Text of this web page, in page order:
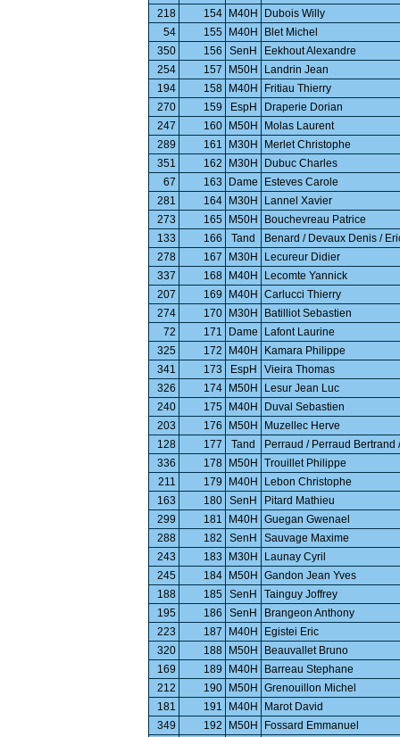
218
154 M40H
Dubois Willy
54
155 M40H
Blet Michel
350
156 SenH
Eekhout Alexandre
254
157 M50H
Landrin Jean
194
158 M40H
Fritiau Thierry
270
159 EspH
Draperie Dorian
247
160 M50H
Molas Laurent
289
161 M30H
Merlet Christophe
351
162 M30H
Dubuc Charles
67
163 Dame
Esteves Carole
281
164 M30H
Lannel Xavier
273
165 M50H
Bouchevreau Patrice
133
166 Tand
Benard / Devaux Denis /
278
167 M30H
Lecureur Didier
337
168 M40H
Lecomte Yannick
207
169 M40H
Carlucci Thierry
274
170 M30H
Batilliot Sebastien
72
171 Dame
Lafont Laurine
325
172 M40H
Kamara Philippe
341
173 EspH
Vieira Thomas
326
174 M50H
Lesur Jean Luc
240
175 M40H
Duval Sebastien
203
176 M50H
Muzellec Herve
128
177 Tand
Perraud / Perraud Bertrand
336
178 M50H
Trouillet Philippe
211
179 M40H
Lebon Christophe
163
180 SenH
Pitard Mathieu
299
181 M40H
Guegan Gwenael
288
182 SenH
Sauvage Maxime
243
183 M30H
Launay Cyril
245
184 M50H
Gandon Jean Yves
188
185 SenH
Tainguy Joffrey
195
186 SenH
Brangeon Anthony
223
187 M40H
Egistei Eric
320
188 M50H
Beauvallet Bruno
169
189 M40H
Barreau Stephane
212
190 M50H
Grenouillon Michel
181
191 M40H
Marot David
349
192 M50H
Fossard Emmanuel